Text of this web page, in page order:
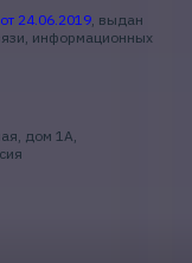
24.06.2019, выдан
информационных
дом 1А,